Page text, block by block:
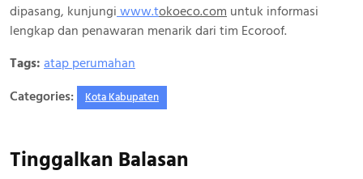
dipasang, kunjungi www.tokoeco.com untuk informasi
lengkap dan penawaran menarik dari tim Ecoroof.
Tags: atap perumahan
Categories:
Kota Kabupaten
Tinggalkan Balasan